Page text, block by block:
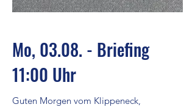
Mo, 03.08. - Briefing
11:00 Uhr
Guten Morgen vom Klippeneck,